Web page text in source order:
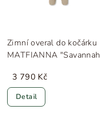
Zimní overal do kočárku
MATFIANNA "Savannah
3 790 Kč
Detail